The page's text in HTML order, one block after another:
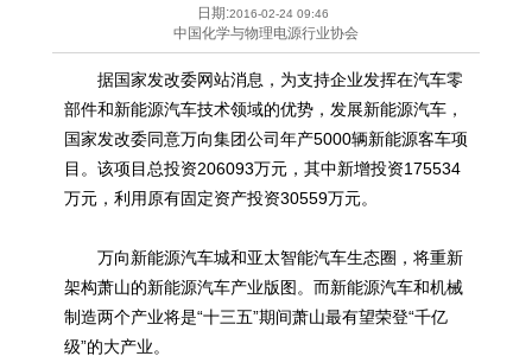
日期:2016-02-24 09:46
中国化学与物理电源行业协会
据国家发改委网站消息，为支持企业发挥在汽车零
部件和新能源汽车技术领域的优势，发展新能源汽车，
国家发改委同意万向集团公司年产5000辆新能源客车项
目。该项目总投资206093万元，其中新增投资175534
万元，利用原有固定资产投资30559万元。
万向新能源汽车城和亚太智能汽车生态圈，将重新
架构萧山的新能源汽车产业版图。而新能源汽车和机械
制造两个产业将是“十三五”期间萧山最有望荣登“千亿
级”的大产业。